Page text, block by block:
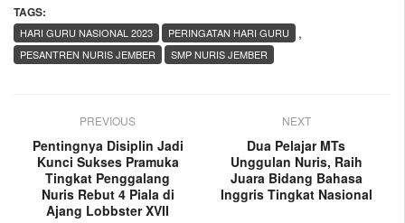
TAGS:
,
HARI GURU NASIONAL 2023
PERINGATAN HARI GURU
PESANTREN NURIS JEMBER
SMP NURIS JEMBER
PREVIOUS
Pentingnya Disiplin Jadi
Kunci Sukses Pramuka
Tingkat Penggalang
Nuris Rebut 4 Piala di
Ajang Lobbster XVII
NEXT
Dua Pelajar MTs
Unggulan Nuris, Raih
Juara Bidang Bahasa
Inggris Tingkat Nasional